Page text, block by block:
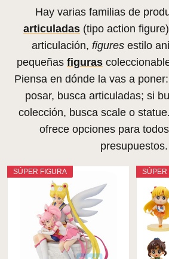
Hay varias familias de
articuladas (tipo action
articulación, figures estilo
pequeñas figuras
Piensa en dónde la vas a
posar, busca articuladas; si
colección, busca scale o
ofrece opciones para
presupuestos.
SÚPER FIGURA SÚPER